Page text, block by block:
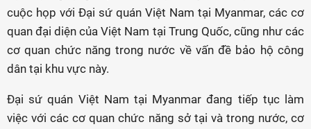
cuộc họp với Đại sứ quán Việt Nam tại Myanmar, các cơ
quan đại diện của Việt Nam tại Trung Quốc, cũng như các
cơ quan chức năng trong nước về vấn đề bảo hộ công
dân tại khu vực này.
Đại sứ quán Việt Nam tại Myanmar đang tiếp tục làm
việc với các cơ quan chức năng sở tại và trong nước, cơ